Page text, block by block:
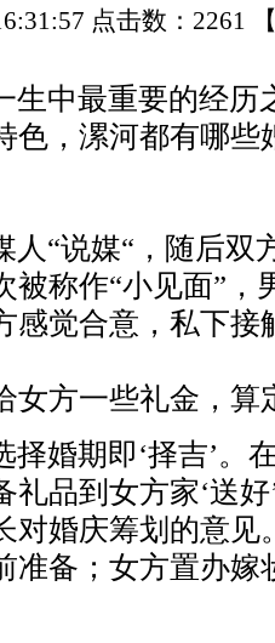
点击数： 2261
中最重要的经历
色，漯河都有哪些
“说媒“，随后双
被称作“小见面”，
感觉合意，私下
女方一些礼金，算
婚期即‘择吉’。
礼品到女方家‘送
对婚庆筹划的意见
准备；女方置办嫁